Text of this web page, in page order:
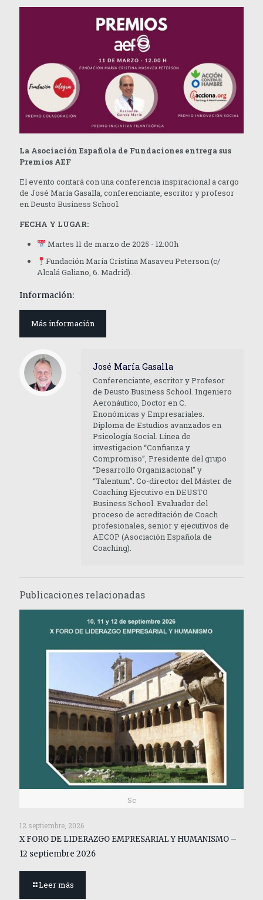
La Asociación Española de Fundaciones entrega sus
Premios AEF
El evento contará con una conferencia inspiracional a cargo
de José María Gasalla, conferenciante, escritor y profesor
en Deusto Business School.
FECHA Y LUGAR:
Martes 11 de marzo de 2025 - 12:00h
Fundación María Cristina Masaveu Peterson (c/
Alcalá Galiano, 6. Madrid).
Información:
Más información
José María Gasalla
Conferenciante, escritor y Profesor
de Deusto Business School. Ingeniero
Aeronáutico, Doctor en C.
Enonómicas y Empresariales.
Diploma de Estudios avanzados en
Psicología Social. Línea de
investigacion “Confianza y
Compromiso”, Presidente del grupo
“Desarrollo Organizacional” y
“Talentum”. Co-director del Máster de
Coaching Ejecutivo en DEUSTO
Business School. Evaluador del
proceso de acreditación de Coach
profesionales, senior y ejecutivos de
AECOP (Asociación Española de
Coaching).
Publicaciones relacionadas
Sc
12 septiembre, 2026
X FORO DE LIDERAZGO EMPRESARIAL Y HUMANISMO –
12 septiembre 2026
Leer más